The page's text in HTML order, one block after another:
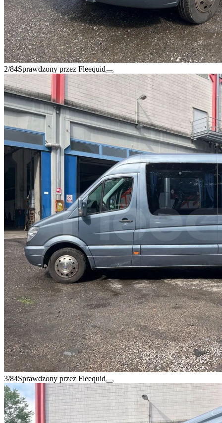
2/84Sprawdzony przez Fleequid
3/84Sprawdzony przez Fleequid